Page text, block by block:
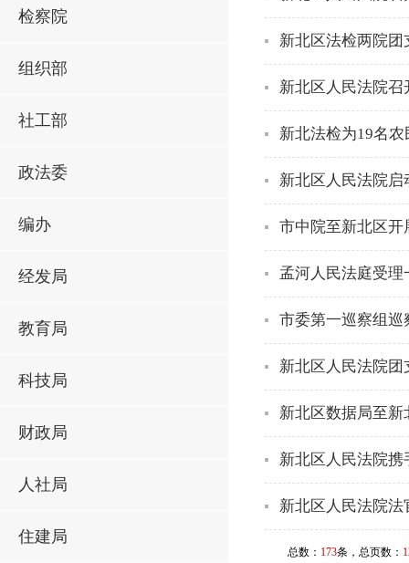
检察院
组织部
社工部
政法委
编办
经发局
教育局
科技局
财政局
人社局
住建局
新北区法检两院
新北区人民法院
新北法检为19名
新北区人民法院启
市中院至新北区
孟河人民法庭受
市委第一巡察组
新北区人民法院团
新北区数据局至
新北区人民法院
新北区人民法院
总数： 173条，总页数：